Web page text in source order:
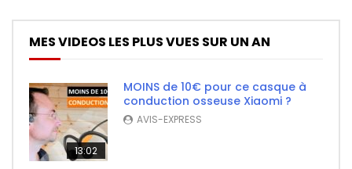
MES VIDEOS LES PLUS VUES SUR UN AN
13:02
MOINS de 10€ pour ce casque à
conduction osseuse Xiaomi ?
AVIS-EXPRESS